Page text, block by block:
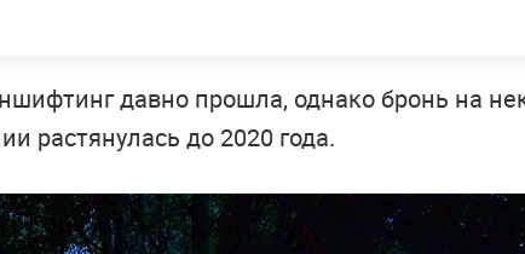
давно прошла, однако бронь на
растянулась до 2020 года.